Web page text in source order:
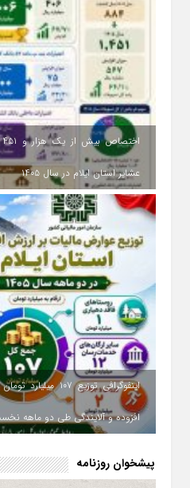
عشایر استان ایلام در سال ۱۴۰۵
اینفوگرافی توزیع
افزوده و آلایندگی طی دو ماهه نخست ۱۴۰۵ در استان
پیشخوان روزنامه